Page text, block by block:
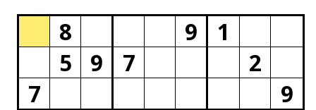
8 9
1
5
9 7
2
7
9